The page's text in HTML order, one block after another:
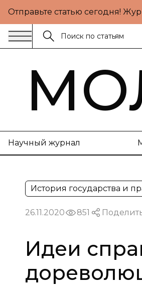
Отправьте статью сегодня!
Научный журнал
История государства и
26.11.2020 851
Идеи